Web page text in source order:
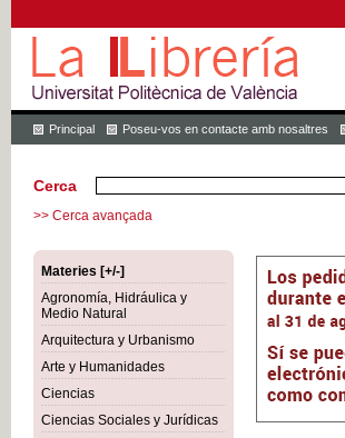
Principal Poseu-vos en contacte amb nosaltres
Cerca
>> Cerca avançada
Materies [+/-]
Agronomía, Hidráulica y
Medio Natural
Arquitectura y Urbanismo
Arte y Humanidades
Ciencias
Ciencias Sociales y Jurídicas